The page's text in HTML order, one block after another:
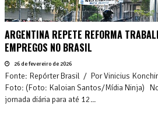
ARGENTINA REPETE REFORMA
EMPREGOS NO BRASIL
26 de fevereiro de 2026
Fonte: Repórter Brasil / Por Vinicius
Foto: (Foto: Kaloian Santos/Mídia Ninja)
jornada diária para até 12...